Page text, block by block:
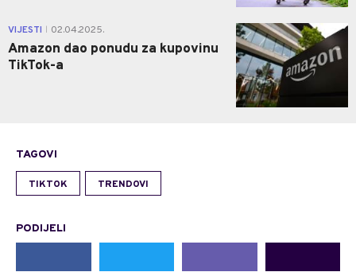
VIJESTI 02.04.2025.
Amazon dao ponudu za kupovinu
TikTok-a
0
TAGOVI
TIKTOK TRENDOVI
PODIJELI